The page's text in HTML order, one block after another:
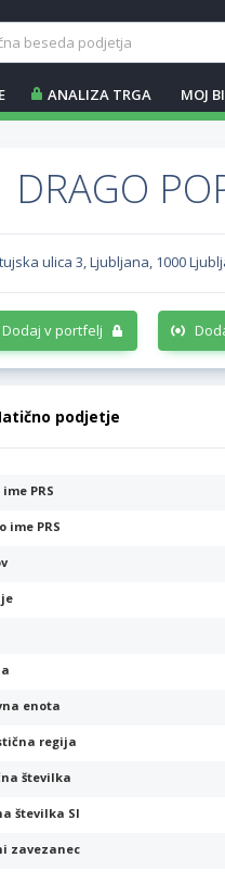
ANALIZA TRGA MOJ
DRAGO
ulica 3, Ljubljana, 1000
Dodaj v portfelj
podjetje
PRS
ime PRS
enota
regija
številka
številka SI
zavezanec